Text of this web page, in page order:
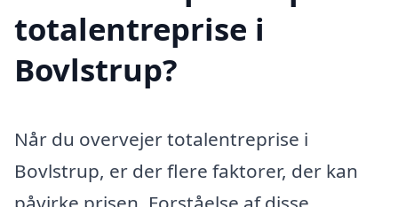
totalentreprise i
Bovlstrup?
Når du overvejer totalentreprise i
Bovlstrup, er der flere faktorer, der kan